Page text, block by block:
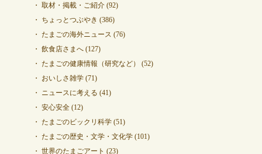
取材・掲載・ご紹介(92)
ちょっとつぶやき (386)
たまごの海外ニュース (76)
飲食店さまへ(127)
たまごの健康情報（研究など）
(52)
おいしさ雑学(71)
ニュースに考える (41)
安心安全(12)
たまごのビックリ科学(51)
たまごの歴史・文学・文化学(101)
世界のたまごアート (23)